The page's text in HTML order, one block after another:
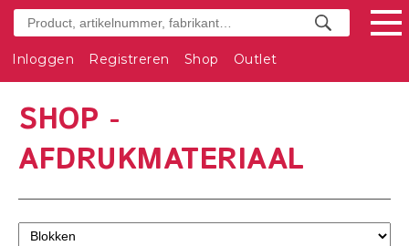
Inloggen Registreren Shop Outlet
SHOP -
AFDRUKMATERIAAL